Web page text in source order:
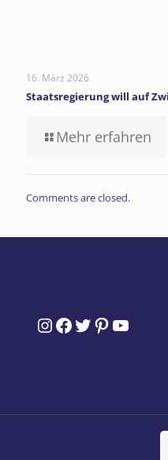
16. März 2026
Staatsregierung will auf
Mehr erfahren
Comments are closed.
Instagram
Facebook
Twitter
Pinterest